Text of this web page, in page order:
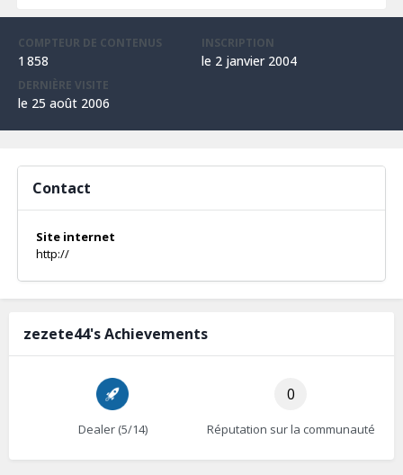
COMPTEUR DE CONTENUS
1 858
INSCRIPTION
le 2 janvier 2004
DERNIÈRE VISITE
le 25 août 2006
Contact
Site internet
http://
zezete44's Achievements
Dealer (5/14)
0
Réputation sur la communauté